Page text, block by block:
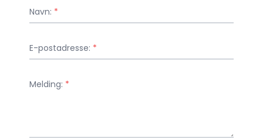
Navn: *
E-postadresse: *
Melding: *